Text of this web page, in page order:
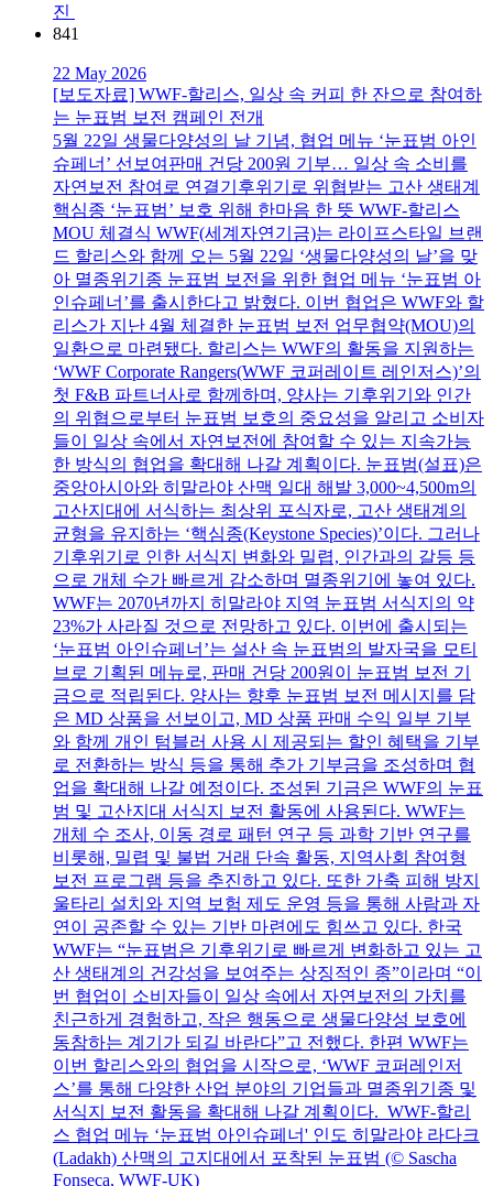
진
841
22 May 2026
[보도자료] WWF-할리스, 일상 속 커피 한 잔으로 참여하
는 눈표범 보전 캠페인 전개
5월 22일 생물다양성의 날 기념, 협업 메뉴 ‘눈표범 아인
슈페너’ 선보여판매 건당 200원 기부… 일상 속 소비를
자연보전 참여로 연결기후위기로 위협받는 고산 생태계
핵심종 ‘눈표범’ 보호 위해 한마음 한 뜻 WWF-할리스
MOU 체결식 WWF(세계자연기금)는 라이프스타일 브랜
드 할리스와 함께 오는 5월 22일 ‘생물다양성의 날’을 맞
아 멸종위기종 눈표범 보전을 위한 협업 메뉴 ‘눈표범 아
인슈페너’를 출시한다고 밝혔다. 이번 협업은 WWF와 할
리스가 지난 4월 체결한 눈표범 보전 업무협약(MOU)의
일환으로 마련됐다. 할리스는 WWF의 활동을 지원하는
‘WWF Corporate Rangers(WWF 코퍼레이트 레인저스)’의
첫 F&B 파트너사로 함께하며, 양사는 기후위기와 인간
의 위협으로부터 눈표범 보호의 중요성을 알리고 소비자
들이 일상 속에서 자연보전에 참여할 수 있는 지속가능
한 방식의 협업을 확대해 나갈 계획이다. 눈표범(설표)은
중앙아시아와 히말라야 산맥 일대 해발 3,000~4,500m의
고산지대에 서식하는 최상위 포식자로, 고산 생태계의
균형을 유지하는 ‘핵심종(Keystone Species)’이다. 그러나
기후위기로 인한 서식지 변화와 밀렵, 인간과의 갈등 등
으로 개체 수가 빠르게 감소하며 멸종위기에 놓여 있다.
WWF는 2070년까지 히말라야 지역 눈표범 서식지의 약
23%가 사라질 것으로 전망하고 있다. 이번에 출시되는
‘눈표범 아인슈페너’는 설산 속 눈표범의 발자국을 모티
브로 기획된 메뉴로, 판매 건당 200원이 눈표범 보전 기
금으로 적립된다. 양사는 향후 눈표범 보전 메시지를 담
은 MD 상품을 선보이고, MD 상품 판매 수익 일부 기부
와 함께 개인 텀블러 사용 시 제공되는 할인 혜택을 기부
로 전환하는 방식 등을 통해 추가 기부금을 조성하며 협
업을 확대해 나갈 예정이다. 조성된 기금은 WWF의 눈표
범 및 고산지대 서식지 보전 활동에 사용된다. WWF는
개체 수 조사, 이동 경로 패턴 연구 등 과학 기반 연구를
비롯해, 밀렵 및 불법 거래 단속 활동, 지역사회 참여형
보전 프로그램 등을 추진하고 있다. 또한 가축 피해 방지
울타리 설치와 지역 보험 제도 운영 등을 통해 사람과 자
연이 공존할 수 있는 기반 마련에도 힘쓰고 있다. 한국
WWF는 “눈표범은 기후위기로 빠르게 변화하고 있는 고
산 생태계의 건강성을 보여주는 상징적인 종”이라며 “이
번 협업이 소비자들이 일상 속에서 자연보전의 가치를
친근하게 경험하고, 작은 행동으로 생물다양성 보호에
동참하는 계기가 되길 바란다”고 전했다. 한편 WWF는
이번 할리스와의 협업을 시작으로, ‘WWF 코퍼레인저
스’를 통해 다양한 산업 분야의 기업들과 멸종위기종 및
서식지 보전 활동을 확대해 나갈 계획이다. WWF-할리
스 협업 메뉴 ‘눈표범 아인슈페너' 인도 히말라야 라다크
(Ladakh) 산맥의 고지대에서 포착된 눈표범 (© Sascha
Fonseca, WWF-UK)